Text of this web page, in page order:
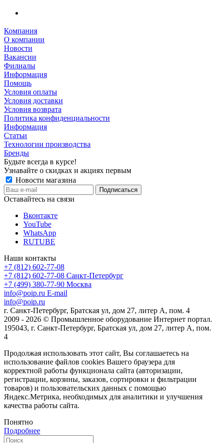
Компания
О компании
Новости
Вакансии
Филиалы
Информация
Помощь
Условия оплаты
Условия доставки
Условия возврата
Политика конфиденциальности
Информация
Статьи
Технологии производства
Бренды
Будьте всегда в курсе!
Узнавайте о скидках и акциях первым
Новости магазина
Оставайтесь на связи
Вконтакте
YouTube
WhatsApp
RUTUBE
Наши контакты
+7 (812) 602-77-08
+7 (812) 602-77-08 Санкт-Петербург
+7 (499) 380-77-90 Москва
info@poip.ru E-mail
info@poip.ru
г. Санкт-Петербург, Братская ул, дом 27, литер А, пом. 4
2009 - 2026 © Промышленное оборудование Интернет портал.
195043, г. Санкт-Петербург, Братская ул, дом 27, литер А, пом.
4
Продолжая использовать этот сайт, Вы соглашаетесь на
использование файлов cookies Вашего браузера для
корректной работы функционала сайта (авторизации,
регистрации, корзины, заказов, сортировки и фильтрации
товаров) и пользовательских данных с помощью
Яндекс.Метрика, необходимых для аналитики и улучшения
качества работы сайта.
Понятно
Подробнее